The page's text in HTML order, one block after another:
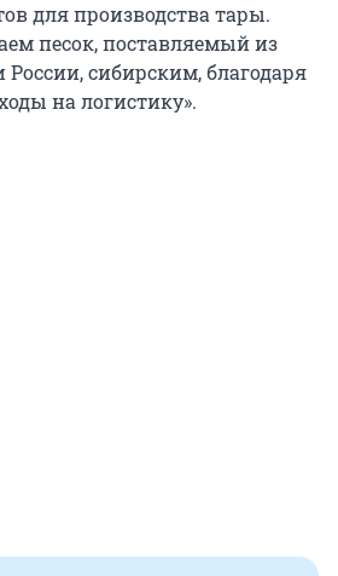
для производства тары.
песок, поставляемый из
России, сибирским, благодаря
на логистику».